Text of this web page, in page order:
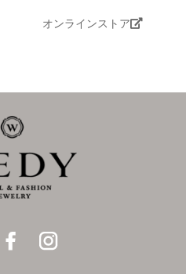
オンラインストア